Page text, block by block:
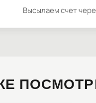
Высылаем счет